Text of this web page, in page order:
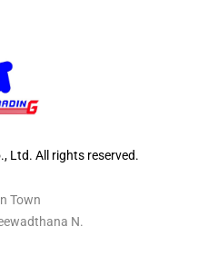
Ltd. All rights reserved.
Town
N.